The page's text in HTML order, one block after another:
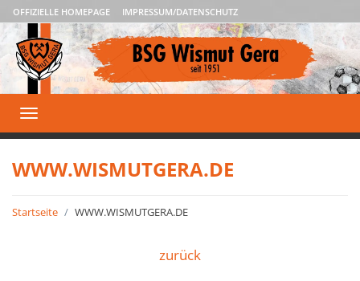
OFFIZIELLE HOMEPAGE IMPRESSUM/DATENSCHUTZ
Toggle
navigation
WWW.WISMUTGERA.DE
Startseite WWW.WISMUTGERA.DE
zurück